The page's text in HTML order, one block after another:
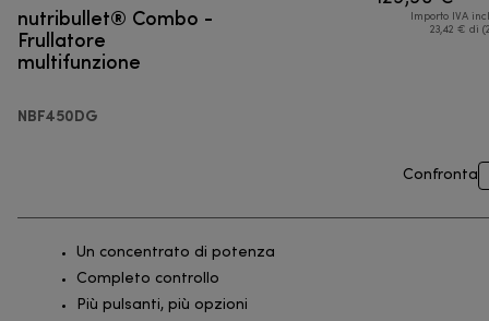
nutribullet® Combo -
Frullatore
multifunzione
NBF450DG
Importo IVA
23,42 € di
Confronta
Un concentrato di potenza
Completo controllo
Più pulsanti, più opzioni